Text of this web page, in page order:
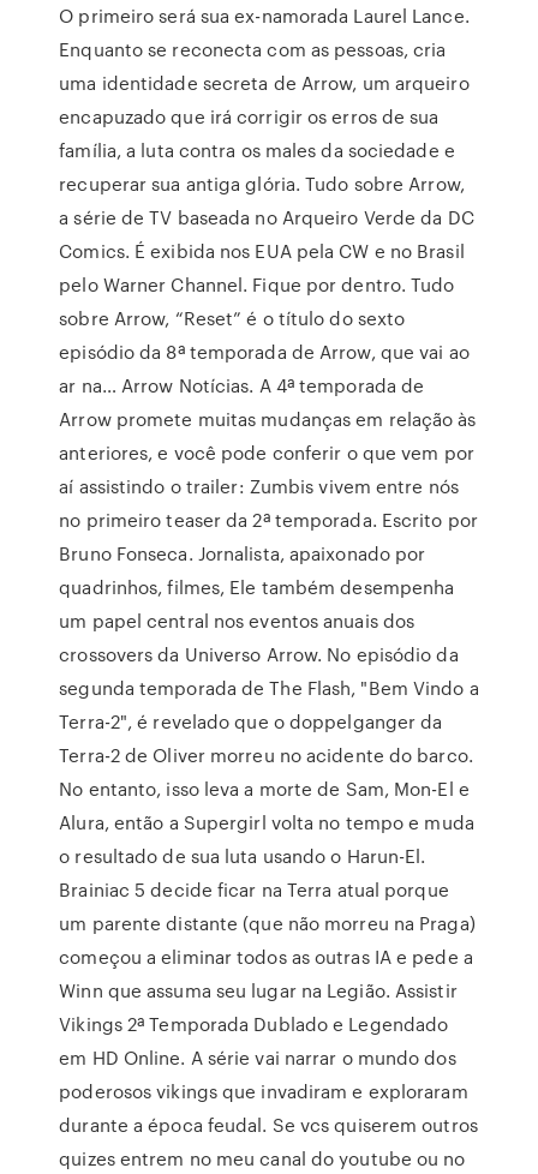
O primeiro será sua ex-namorada Laurel Lance.
Enquanto se reconecta com as pessoas, cria
uma identidade secreta de Arrow, um arqueiro
encapuzado que irá corrigir os erros de sua
família, a luta contra os males da sociedade e
recuperar sua antiga glória. Tudo sobre Arrow,
a série de TV baseada no Arqueiro Verde da DC
Comics. É exibida nos EUA pela CW e no Brasil
pelo Warner Channel. Fique por dentro. Tudo
sobre Arrow, “Reset” é o título do sexto
episódio da 8ª temporada de Arrow, que vai ao
ar na… Arrow Notícias. A 4ª temporada de
Arrow promete muitas mudanças em relação às
anteriores, e você pode conferir o que vem por
aí assistindo o trailer: Zumbis vivem entre nós
no primeiro teaser da 2ª temporada. Escrito por
Bruno Fonseca. Jornalista, apaixonado por
quadrinhos, filmes, Ele também desempenha
um papel central nos eventos anuais dos
crossovers da Universo Arrow. No episódio da
segunda temporada de The Flash, "Bem Vindo a
Terra-2", é revelado que o doppelganger da
Terra-2 de Oliver morreu no acidente do barco.
No entanto, isso leva a morte de Sam, Mon-El e
Alura, então a Supergirl volta no tempo e muda
o resultado de sua luta usando o Harun-El.
Brainiac 5 decide ficar na Terra atual porque
um parente distante (que não morreu na Praga)
começou a eliminar todos as outras IA e pede a
Winn que assuma seu lugar na Legião. Assistir
Vikings 2ª Temporada Dublado e Legendado
em HD Online. A série vai narrar o mundo dos
poderosos vikings que invadiram e exploraram
durante a época feudal. Se vcs quiserem outros
quizes entrem no meu canal do youtube ou no